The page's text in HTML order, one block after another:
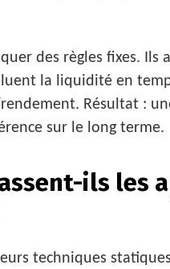
des règles fixes. Ils
la liquidité en
Résultat :
sur le long terme.
ils les
techniques